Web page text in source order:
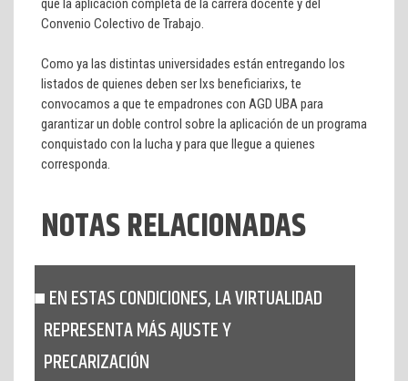
Convenio Colectivo de Trabajo.
Como ya las distintas universidades están entregando los
listados de quienes deben ser lxs beneficiarixs, te
convocamos a que te empadrones con AGD UBA para
garantizar un doble control sobre la aplicación de un programa
conquistado con la lucha y para que llegue a quienes
corresponda.
NOTAS RELACIONADAS
EN ESTAS CONDICIONES, LA VIRTUALIDAD
REPRESENTA MÁS AJUSTE Y
PRECARIZACIÓN